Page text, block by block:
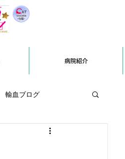
病院紹介
輸血ブログ